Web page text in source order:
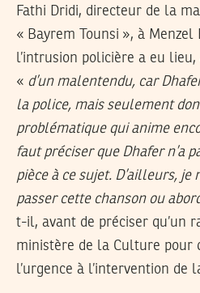
Fathi Dridi, directeur de la
« Bayrem Tounsi », à Menzel
l’intrusion policière a eu lieu,
« d’un malentendu, car
la police, mais seulement
problématique qui anime
faut préciser que Dhafer n’a
pièce à ce sujet. D’ailleurs, je
passer cette chanson ou
t-il, avant de préciser qu’un
ministère de la Culture pour
l’urgence à l’intervention de